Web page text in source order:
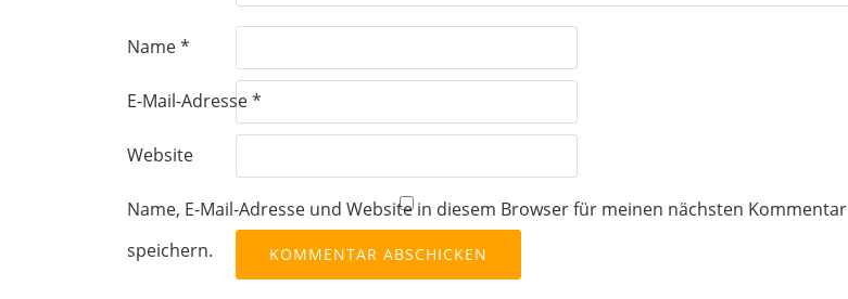
Name*
E-Mail-Adresse*
Website
Name, E-Mail-Adresse und Website in diesem Browser für meinen nächsten Kommentar
speichern.